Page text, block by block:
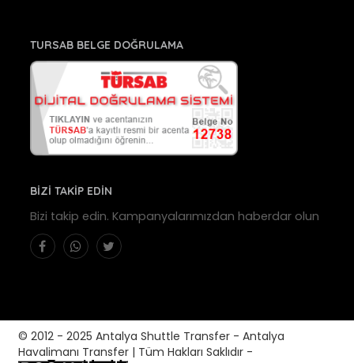
TURSAB BELGE DOĞRULAMA
BİZİ TAKİP EDİN
Bizi takip edin. Kampanyalarımızdan haberdar olun
© 2012 - 2025 Antalya Shuttle Transfer - Antalya
Havalimanı Transfer | Tüm Hakları Saklıdır -